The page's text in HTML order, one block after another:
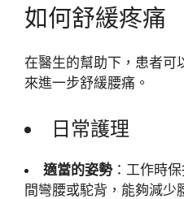
如何舒緩疼痛
在醫生的幫助下，患者可
來進一步舒緩腰痛。
日常護理
適當的姿勢：工作時
間彎腰或駝背，能夠減少